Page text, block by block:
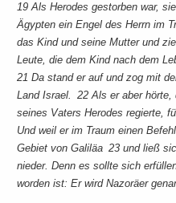
19 Als Herodes gestorben war,
Ägypten ein Engel des Herrn im
das Kind und seine Mutter und
Leute, die dem Kind nach dem
21 Da stand er auf und zog mit
Land Israel. 22 Als er aber
seines Vaters Herodes regierte,
Und weil er im Traum einen
Gebiet von Galiläa 23 und ließ
nieder. Denn es sollte sich
worden ist: Er wird Nazoräer